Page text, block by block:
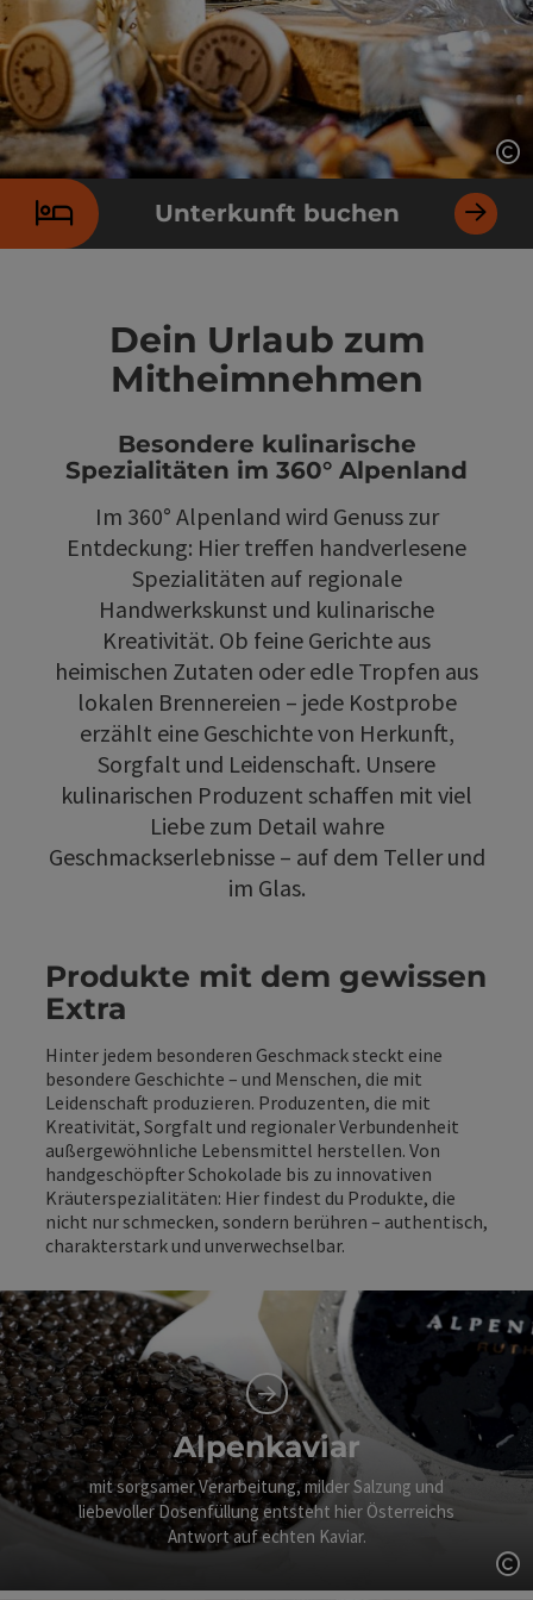
Unterkunft buchen
Dein Urlaub zum
Mitheimnehmen
Besondere kulinarische
Spezialitäten im 360° Alpenland
Im 360° Alpenland wird Genuss zur
Entdeckung: Hier treffen handverlesene
Spezialitäten auf regionale
Handwerkskunst und kulinarische
Kreativität. Ob feine Gerichte aus
heimischen Zutaten oder edle Tropfen aus
lokalen Brennereien – jede Kostprobe
erzählt eine Geschichte von Herkunft,
Sorgfalt und Leidenschaft. Unsere
kulinarischen Produzent schaffen mit viel
Liebe zum Detail wahre
Geschmackserlebnisse – auf dem Teller und
im Glas.
Produkte mit dem gewissen
Extra
Hinter jedem besonderen Geschmack steckt eine
besondere Geschichte – und Menschen, die mit
Leidenschaft produzieren. Produzenten, die mit
Kreativität, Sorgfalt und regionaler Verbundenheit
außergewöhnliche Lebensmittel herstellen. Von
handgeschöpfter Schokolade bis zu innovativen
Kräuterspezialitäten: Hier findest du Produkte, die
nicht nur schmecken, sondern berühren – authentisch,
charakterstark und unverwechselbar.
Alpenkaviar
mit sorgsamer Verarbeitung, milder Salzung und
liebevoller Dosenfüllung entsteht hier Österreichs
Antwort auf echten Kaviar.